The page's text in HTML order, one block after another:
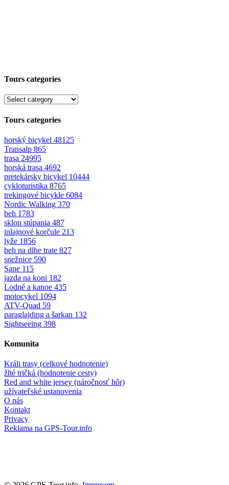
Tours categories
Tours categories
horský bicykel 48125
Transalp 865
trasa 24995
horská trasa 4692
pretekársky bicykel 10444
cykloturistika 8765
trekingové bicykle 6084
Nordic Walking 370
beh 1783
sklon stúpania 487
inlajnové korčule 213
lyže 1856
beh na dlhe trate 827
snežnice 590
Sane 115
jazda na koni 182
Lodné a kanoe 435
motocykel 1094
ATV-Quad 59
paraglajding a šarkan 132
Sightseeing 398
Komunita
Králi trasy (celkové hodnotenie)
žlté tričká (hodnotenie cesty)
Red and white jersey (náročnosť hôr)
užívateľské ustanovenia
O nás
Kontakt
Privacy
Reklama na GPS-Tour.info